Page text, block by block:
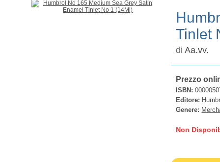
Tinlet
diAa.vv.
Prezzo
ISBN:
Editore:
Genere:
Non